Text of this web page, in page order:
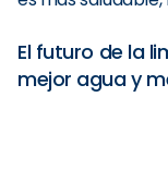
El futuro de la
mejor agua y